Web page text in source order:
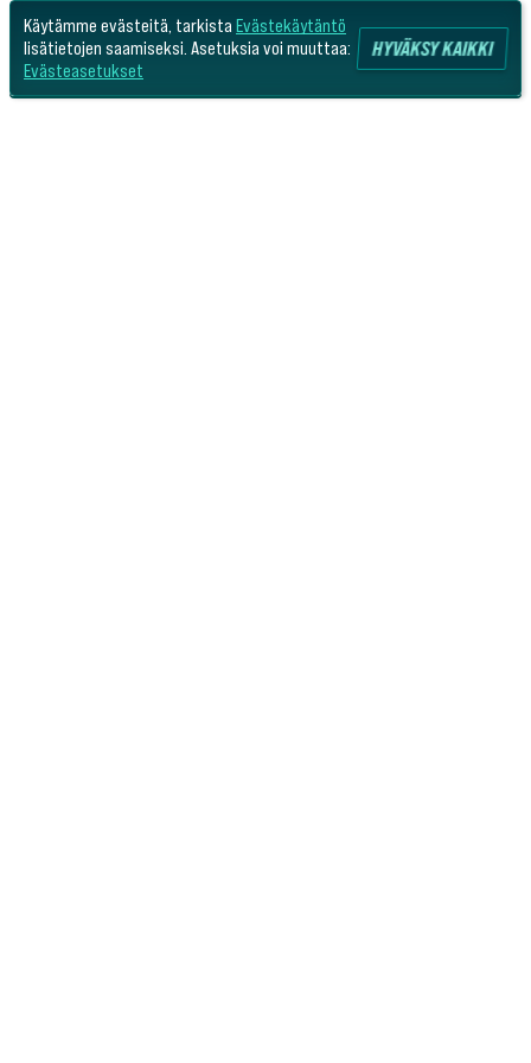
Käytämme evästeitä, tarkista Evästekäytäntö
lisätietojen saamiseksi. Asetuksia voi muuttaa:
Evästeasetukset
HYVÄKSY KAIKKI